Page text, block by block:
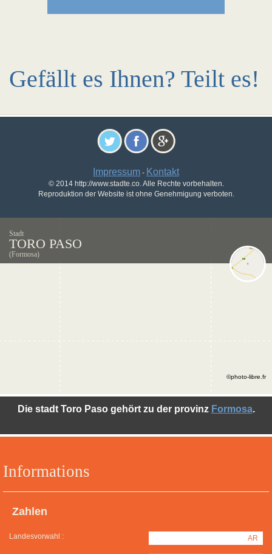
Gefällt es Ihnen? Teilt es!
Impressum - Kontakt
© 2014 http://www.stadte.co. Alle Rechte vorbehalten.
Reproduktion der Website ist ohne Genehmigung verboten.
Stadt
TORO PASO
(Formosa)
Informations
Zahlen
Landesvorwahl : AR
Die stadt Toro Paso gehört zu der provinz Formosa.
©photo-libre.fr